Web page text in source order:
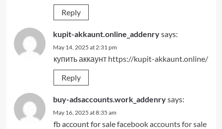
Reply
kupit-akkaunt.online_addenrysays:
May 14, 2025 at 2:31 pm
купить аккаунт https://kupit-akkaunt.online/
Reply
buy-adsaccounts.work_addenrysays:
May 16, 2025 at 8:35 am
fb account for salefacebook accounts for sale